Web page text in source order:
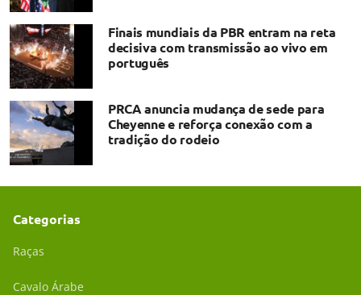
Finais mundiais da PBR entram na reta
decisiva com transmissão ao vivo em
português
PRCA anuncia mudança de sede para
Cheyenne e reforça conexão com a
tradição do rodeio
Categorias
Raças
Cavalo Árabe